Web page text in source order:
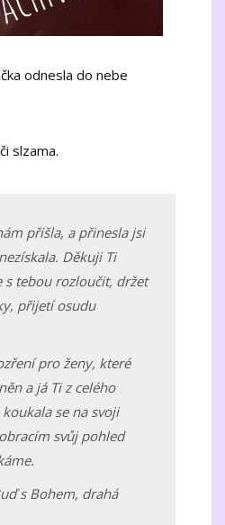
odnesla do nebe
slzama.
přišla, a přinesla jsi
Děkuji Ti
s tebou rozloučit, držet
přijetí osudu
pro ženy, které
a já Ti z celého
se na svoji
svůj pohled
s Bohem, drahá